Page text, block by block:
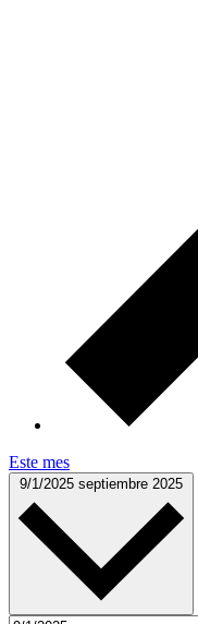
Este mes
9/1/2025 septiembre 2025